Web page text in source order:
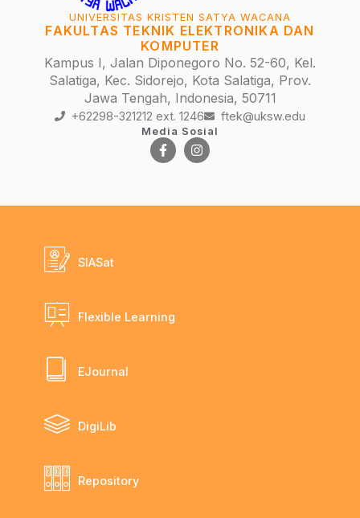
UNIVERSITAS KRISTEN SATYA WACANA
FAKULTAS TEKNIK ELEKTRONIKA DAN
KOMPUTER
Kampus I, Jalan Diponegoro No. 52-60, Kel.
Salatiga, Kec. Sidorejo, Kota Salatiga, Prov.
Jawa Tengah, Indonesia, 50711
+62298-321212 ext. 1246 ftek@uksw.edu
Media Sosial
SIASat
Flexible Learning
EJournal
DigiLib
Repository